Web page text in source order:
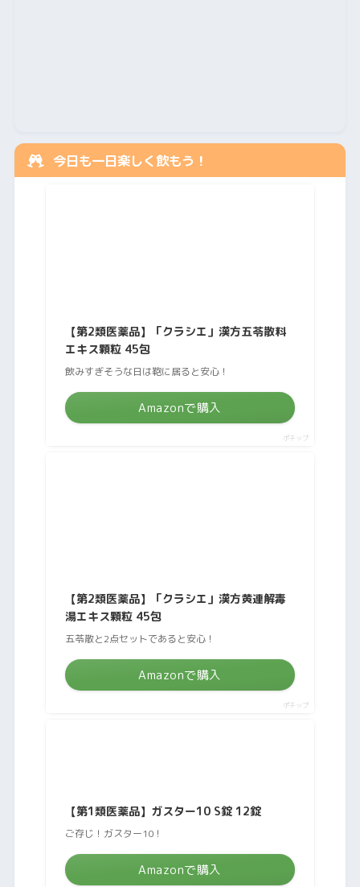
今日も一日楽しく飲もう！
【第2類医薬品】「クラシエ」漢方五苓散料
エキス顆粒 45包
飲みすぎそうな日は鞄に居ると安心！
Amazonで購入
ポチップ
【第2類医薬品】「クラシエ」漢方黄連解毒
湯エキス顆粒 45包
五苓散と2点セットであると安心！
Amazonで購入
ポチップ
【第1類医薬品】ガスター10 S錠 12錠
ご存じ！ガスター10！
Amazonで購入